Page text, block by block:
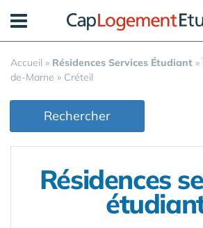
Accueil » Résidences Services Étudiant »
de-Marne » Créteil
Rechercher
Résidences